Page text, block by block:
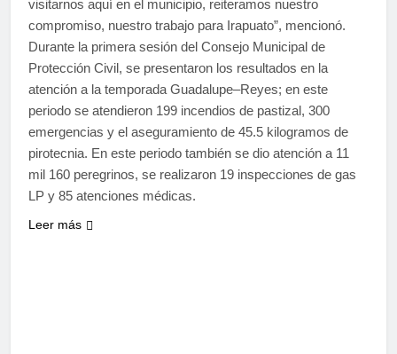
visitarnos aquí en el municipio, reiteramos nuestro
compromiso, nuestro trabajo para Irapuato”, mencionó.
Durante la primera sesión del Consejo Municipal de
Protección Civil, se presentaron los resultados en la
atención a la temporada Guadalupe–Reyes; en este
periodo se atendieron 199 incendios de pastizal, 300
emergencias y el aseguramiento de 45.5 kilogramos de
pirotecnia. En este periodo también se dio atención a 11
mil 160 peregrinos, se realizaron 19 inspecciones de gas
LP y 85 atenciones médicas.
Leer más